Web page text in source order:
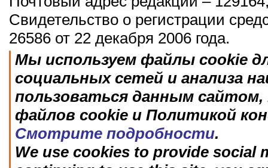
Свидетельство о регистрации
26586 от 22 декабря 2006 года.
Мы используем файлы cookie
социальных сетей и анализа
пользоваться данным
файлов cookie и Политикой
Смотрите подробности.
We use cookies to provide social